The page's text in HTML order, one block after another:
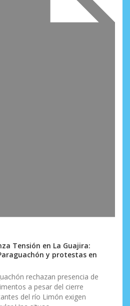
Tensión en La Guajira:
y protestas en
rechazan presencia de
a pesar del cierre
del río Limón exigen